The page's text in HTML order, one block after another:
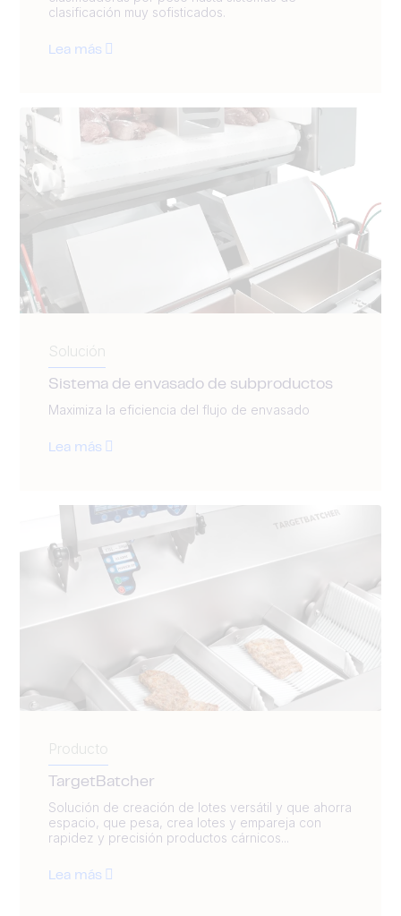
clasificación muy sofisticados.
Lea más
Solución
Sistema de envasado de subproductos
Maximiza la eficiencia del flujo de envasado
Lea más
Producto
TargetBatcher
Solución de creación de lotes versátil y que ahorra
espacio, que pesa, crea lotes y empareja con
rapidez y precisión productos cárnicos...
Lea más